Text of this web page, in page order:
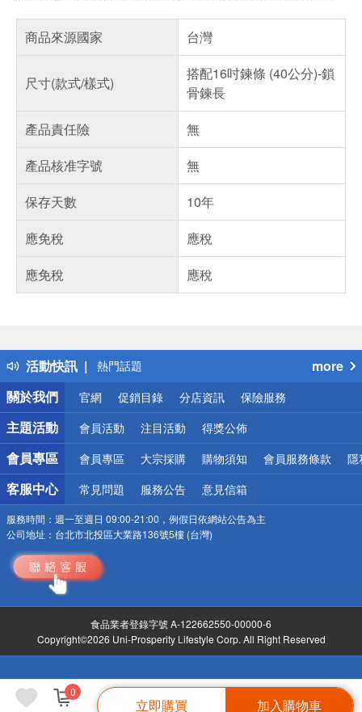
0
立即購買 加入購物車
商品來源國家 台灣
尺寸(款式/樣式)
搭配16吋鍊條 (40公分)-鎖
骨鍊長
產品責任險
無
產品核准字號
無
保存天數
10年
應免稅
應稅
應免稅
應稅
活動快訊
得獎公告
熱門話題
銀行優惠
偏遠地區配送
詐騙網頁！請小心！
more
關於我們
官網 促銷目錄 分店資訊 保險服務
主題活動 會員活動 注目活動 得獎公佈
會員專區 會員專區 大宗採購 購物須知 會員服務條款 隱
客服中心 常見問題 服務公告 意見信箱
服務時間： 週一至週日 09:00-21:00，例假日依網站公告為主
公司地址： 台北市北投區大業路136號5樓 (台灣)
食品業者登錄字號 A-122662550-00000-6
Copyright©2026 Uni-Prosperity Lifestyle Corp. All Right Reserved